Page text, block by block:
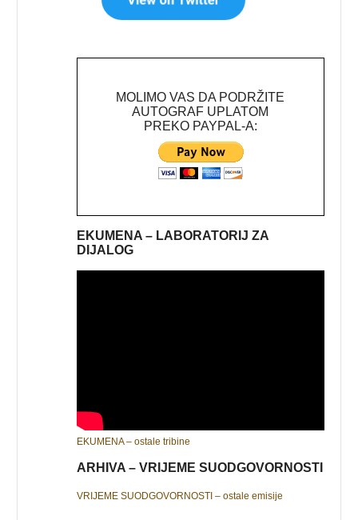
MOLIMO VAS DA PODRŽITE
AUTOGRAF UPLATOM
PREKO PAYPAL-A:
EKUMENA – LABORATORIJ ZA
DIJALOG
EKUMENA – ostale tribine
ARHIVA – VRIJEME SUODGOVORNOSTI
VRIJEME SUODGOVORNOSTI – ostale emisije